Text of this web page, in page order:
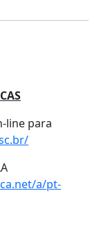
line para
a/pt-